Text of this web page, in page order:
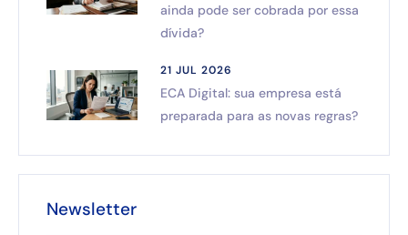
ainda pode ser cobrada por essa
dívida?
21 JUL 2026
ECA Digital: sua empresa está
preparada para as novas regras?
Newsletter